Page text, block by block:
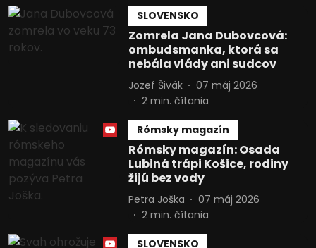
SLOVENSKO
Zomrela Jana Dubovcová:
ombudsmanka, ktorá sa
nebála vlády ani sudcov
Jozef Šivák
07 máj 2026
2 min. čítania
Rómsky magazín
Rómsky magazín: Osada
Lubiná trápi Košice, rodiny
žijú bez vody
Petra Joška
07 máj 2026
2 min. čítania
SLOVENSKO